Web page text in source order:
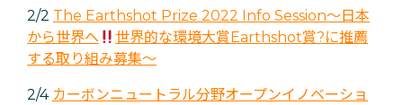
2/2 The Earthshot Prize 2022 Info Session～日本
から世界へ
世界的な環境大賞Earthshot賞?に推薦
する取り組み募集～
2/4 カーボンニュートラル分野オープンイノベーショ